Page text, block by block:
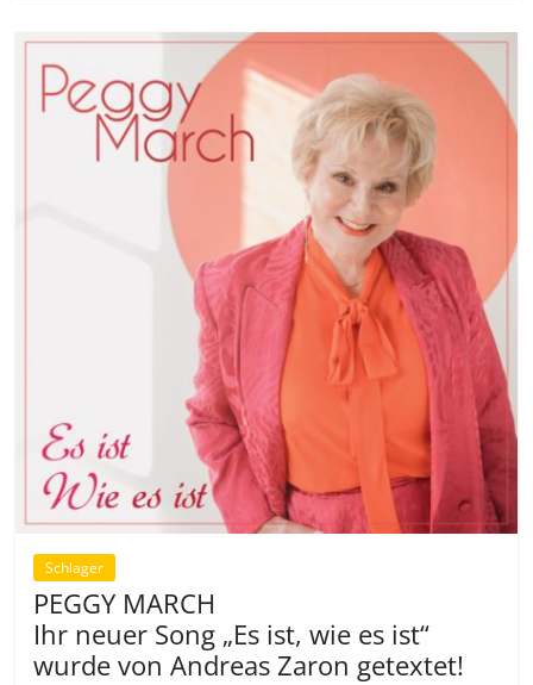
Schlager
PEGGY MARCH
Ihr neuer Song „Es ist, wie es ist“
wurde von Andreas Zaron getextet!